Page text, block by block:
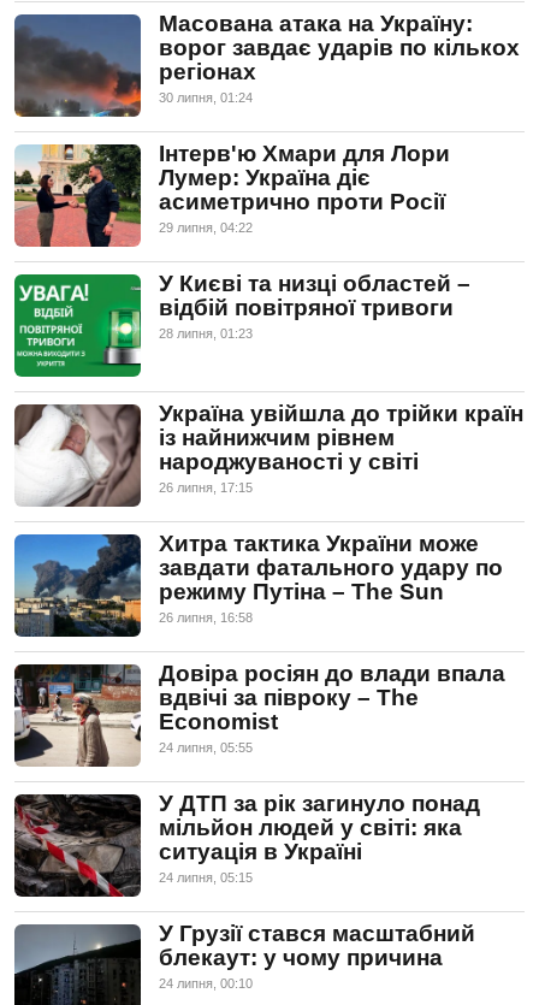
Масована атака на Україну:
ворог завдає ударів по кількох
регіонах
30 липня, 01:24
Інтерв'ю Хмари для Лори
Лумер: Україна діє
асиметрично проти Росії
29 липня, 04:22
У Києві та низці областей –
відбій повітряної тривоги
28 липня, 01:23
Україна увійшла до трійки країн
із найнижчим рівнем
народжуваності у світі
26 липня, 17:15
Хитра тактика України може
завдати фатального удару по
режиму Путіна – The Sun
26 липня, 16:58
Довіра росіян до влади впала
вдвічі за півроку – The
Economist
24 липня, 05:55
У ДТП за рік загинуло понад
мільйон людей у світі: яка
ситуація в Україні
24 липня, 05:15
У Грузії стався масштабний
блекаут: у чому причина
24 липня, 00:10